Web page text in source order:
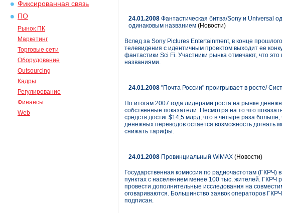
Фиксированная связь
ПО
Рынок ПК
Маркетинг
Торговые сети
Оборудование
Outsourcing
Кадры
Регулирование
Финансы
Web
24.01.2008 Фантастическая битва/Sony и Universal
одинаковым названием (Новости)
Вслед за Sony Pictures Entertainment, в конце
телевидения с идентичным проектом выходит ее
фантастики Sci Fi. Участники рынка отмечают, что
названиями.
24.01.2008 "Почта России" проигрывает в росте/
По итогам 2007 года лидерами роста на рынке
собственные показатели. Несмотря на то что
средств достиг $14,5 млрд, что в четыре раза
денежных переводов остается возможность догнать
снижать тарифы.
24.01.2008 Провинциальный WiMAX (Новости)
Государственная комиссия по радиочастотам
пунктах с населением менее 100 тыс. жителей. ГКРЧ
провести дополнительные исследования на
оговариваются. Большинство заявок операторов
подписан.